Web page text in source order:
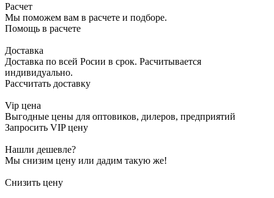
Расчет
Мы поможем вам в расчете и подборе.
Помощь в расчете
Доставка
Доставка по всей Росии в срок. Расчитывается
индивидуально.
Рассчитать доставку
Vip цена
Выгодные цены для оптовиков, дилеров, предприятий
Запросить VIP цену
Нашли дешевле?
Мы снизим цену или дадим такую же!
Снизить цену